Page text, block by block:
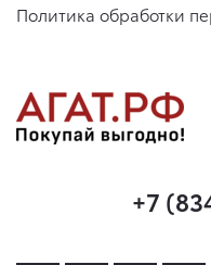
Политика обработки
+7